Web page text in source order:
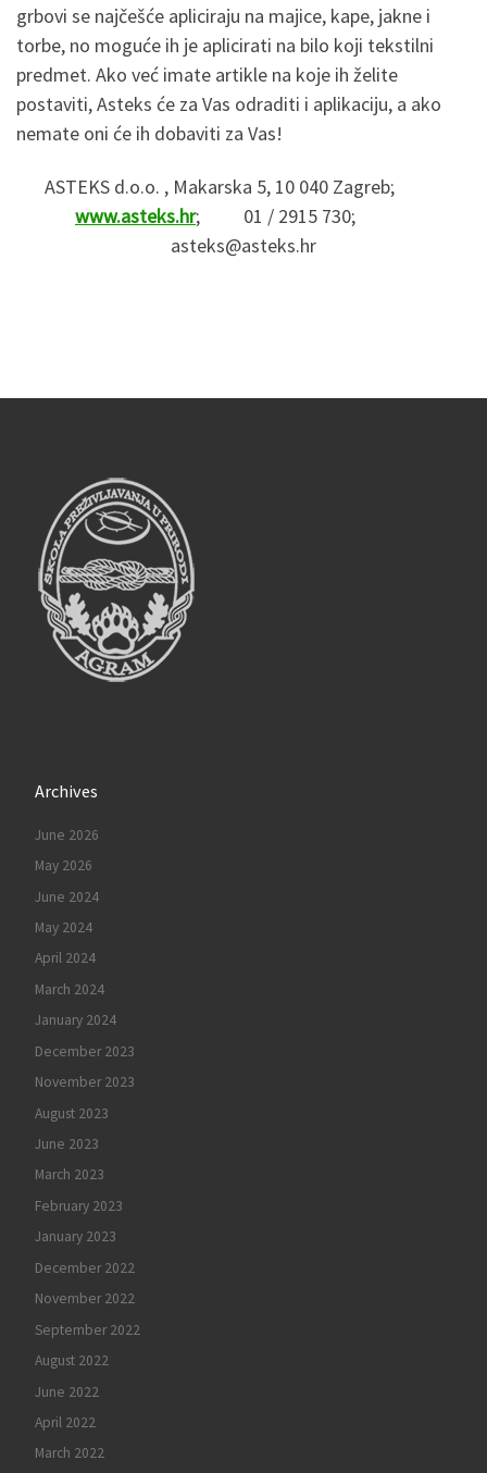
grbovi se najčešće apliciraju na majice, kape, jakne i
torbe, no moguće ih je aplicirati na bilo koji tekstilni
predmet. Ako već imate artikle na koje ih želite
postaviti, Asteks će za Vas odraditi i aplikaciju, a ako
nemate oni će ih dobaviti za Vas!
ASTEKS d.o.o. , Makarska 5, 10 040 Zagreb;
www.asteks.hr; 01 / 2915 730;
asteks@asteks.hr
Archives
June 2026
May 2026
June 2024
May 2024
April 2024
March 2024
January 2024
December 2023
November 2023
August 2023
June 2023
March 2023
February 2023
January 2023
December 2022
November 2022
September 2022
August 2022
June 2022
April 2022
March 2022